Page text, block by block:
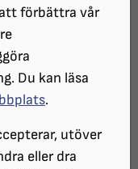
förbättra vår
Du kan läsa
.
utöver
eller dra
ÖREBRO